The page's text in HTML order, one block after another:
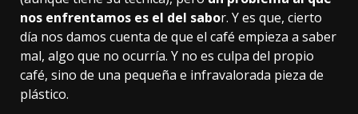
nos enfrentamos es el del sabor. Y es que, cierto
día nos damos cuenta de que el café empieza a saber
mal, algo que no ocurría. Y no es culpa del propio
café, sino de una pequeña e infravalorada pieza de
plástico.